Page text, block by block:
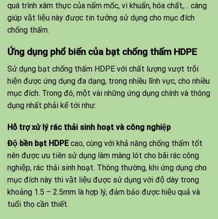
quá trình xâm thực của nấm mốc, vi khuẩn, hóa chất,… càng
giúp vật liệu này được tin tưởng sử dụng cho mục đích
chống thấm.
Ứng dụng phổ biến của bạt chống thấm HDPE
Sử dụng bạt chống thấm HDPE với chất lượng vượt trội
hiện được ứng dụng đa dạng, trong nhiều lĩnh vực, cho nhiều
mục đích. Trong đó, một vài những ứng dụng chính và thông
dụng nhất phải kể tới như:
Hỗ trợ xử lý rác thải sinh hoạt và công nghiệp
Độ bền bạt HDPEcao, cùng với khả năng chống thấm tốt
nên được ưu tiên sử dụng làm màng lót cho bãi rác công
nghiệp, rác thải sinh hoạt. Thông thường, khi ứng dụng cho
mục đích này thì vật liệu được sử dụng với độ dày trong
khoảng 1.5 – 2.5mm là hợp lý, đảm bảo được hiệu quả và
tuổi thọ cần thiết.